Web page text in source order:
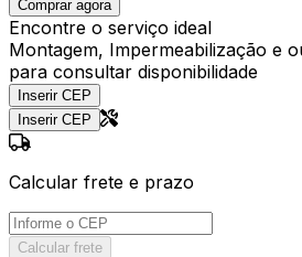
Comprar agora
Encontre o serviço ideal
Montagem, Impermeabilização e
para consultar disponibilidade
Inserir CEP
Inserir CEP
Calcular frete e prazo
Calcular frete